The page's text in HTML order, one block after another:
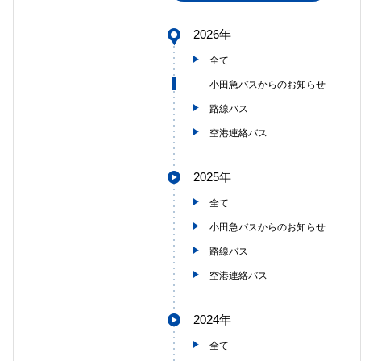
2026年
全て
小田急バスからのお知らせ
路線バス
空港連絡バス
2025年
全て
小田急バスからのお知らせ
路線バス
空港連絡バス
2024年
全て